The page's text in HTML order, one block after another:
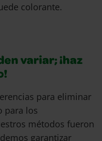
colorante.
variar; ¡haz
para eliminar
para los
métodos fueron
garantizar